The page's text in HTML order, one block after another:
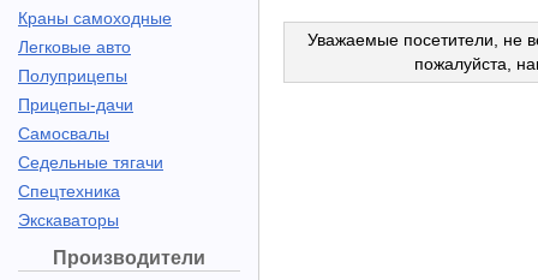
Краны самоходные
Легковые авто
Полуприцепы
Прицепы-дачи
Самосвалы
Седельные тягачи
Спецтехника
Экскаваторы
Производители
Уважаемые посетители, не
пожалуйста,